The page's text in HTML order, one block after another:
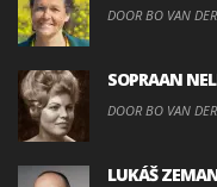
DOOR BO VAN
SOPRAAN
DOOR BO VAN
LUKÁŠ